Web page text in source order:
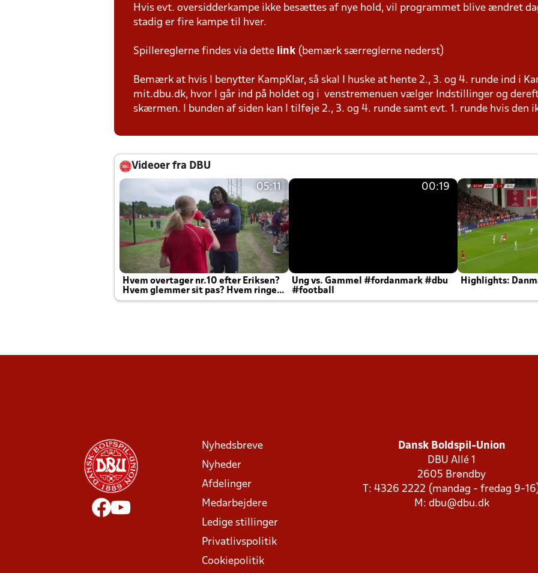
Hvis evt. oversidderkampe ikke besættes af nye hold, vil programmet blive ændret
stadig er fire kampe til hver.
Spillereglerne findes via dette link (bemærk særreglerne nederst)
Bemærk at hvis I benytter KampKlar, så skal I huske at hente 2., 3. og 4. runde ind i
mit.dbu.dk, hvor I går ind på holdet og i venstremenuen vælger Indstillinger og
skærmen. I bunden af siden kan I tilføje 2., 3. og 4. runde samt evt. 1. runde hvis den
Videoer fra DBU
05:11
Hvem overtager nr.10 efter Eriksen?
Hvem glemmer sit pas? Hvem ringer
Joachim altid til efter kampe?
00:19
Ung vs. Gammel #fordanmark #dbu
#football
Highlights:
Nyhedsbreve
Nyheder
Afdelinger
Medarbejdere
Ledige stillinger
Privatlivspolitik
Cookiepolitik
Dansk Boldspil-Union
DBU Allé 1
2605 Brøndby
T: 4326 2222 (mandag - fredag 9-
M: dbu@dbu.dk